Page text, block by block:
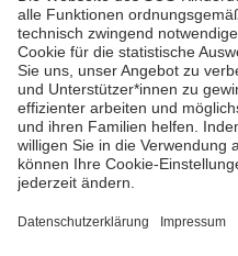
Ausbilderin (m/w/d)
Nahrungszubereitung
in Vollzeit (38,5 Std./
Saarbrücken,